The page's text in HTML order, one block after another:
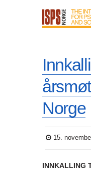
Norge
15.
INNKALLING